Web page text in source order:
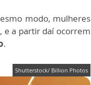
modo, mulheres
e a partir daí ocorrem
.
Shutterstock/ Billion Photos